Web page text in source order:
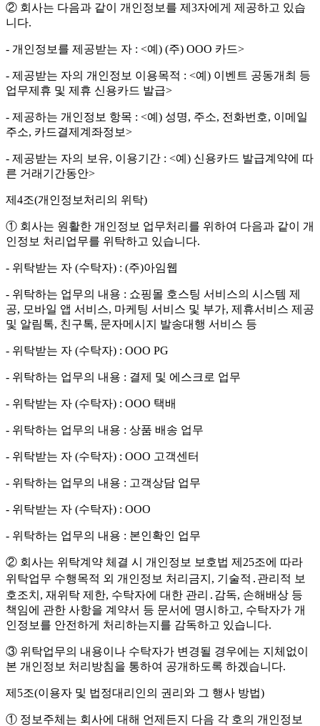
② 회사는 다음과 같이 개인정보를 제3자에게 제공하고 있습
니다.
- 개인정보를 제공받는 자 : <예) (주) OOO 카드>
- 제공받는 자의 개인정보 이용목적 : <예) 이벤트 공동개최 등
업무제휴 및 제휴 신용카드 발급>
- 제공하는 개인정보 항목 : <예) 성명, 주소, 전화번호, 이메일
주소, 카드결제계좌정보>
- 제공받는 자의 보유, 이용기간 : <예) 신용카드 발급계약에 따
른 거래기간동안>
제4조(개인정보처리의 위탁)
① 회사는 원활한 개인정보 업무처리를 위하여 다음과 같이 개
인정보 처리업무를 위탁하고 있습니다.
- 위탁받는 자 (수탁자) : (주)아임웹
- 위탁하는 업무의 내용 : 쇼핑몰 호스팅 서비스의 시스템 제
공, 모바일 앱 서비스, 마케팅 서비스 및 부가, 제휴서비스 제공
및 알림톡, 친구톡, 문자메시지 발송대행 서비스 등
- 위탁받는 자 (수탁자) : OOO PG
- 위탁하는 업무의 내용 : 결제 및 에스크로 업무
- 위탁받는 자 (수탁자) : OOO 택배
- 위탁하는 업무의 내용 : 상품 배송 업무
- 위탁받는 자 (수탁자) : OOO 고객센터
- 위탁하는 업무의 내용 : 고객상담 업무
- 위탁받는 자 (수탁자) : OOO
- 위탁하는 업무의 내용 : 본인확인 업무
② 회사는 위탁계약 체결 시 개인정보 보호법 제25조에 따라
위탁업무 수행목적 외 개인정보 처리금지, 기술적․관리적 보
호조치, 재위탁 제한, 수탁자에 대한 관리․감독, 손해배상 등
책임에 관한 사항을 계약서 등 문서에 명시하고, 수탁자가 개
인정보를 안전하게 처리하는지를 감독하고 있습니다.
③ 위탁업무의 내용이나 수탁자가 변경될 경우에는 지체없이
본 개인정보 처리방침을 통하여 공개하도록 하겠습니다.
제5조(이용자 및 법정대리인의 권리와 그 행사 방법)
① 정보주체는 회사에 대해 언제든지 다음 각 호의 개인정보